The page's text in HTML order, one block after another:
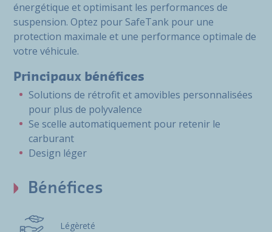
énergétique et optimisant les performances de
suspension. Optez pour SafeTank pour une
protection maximale et une performance optimale de
votre véhicule.
Principaux bénéfices
Solutions de rétrofit et amovibles personnalisées
pour plus de polyvalence
Se scelle automatiquement pour retenir le
carburant
Design léger
Bénéfices
Légèreté